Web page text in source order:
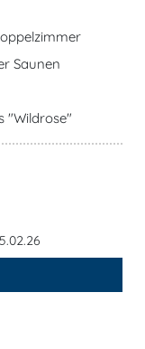
Saunen
"Wildrose"